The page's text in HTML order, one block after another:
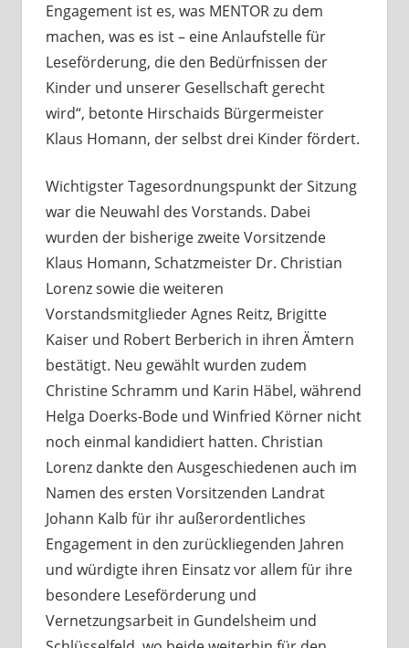
Engagement ist es, was MENTOR zu dem
machen, was es ist – eine Anlaufstelle für
Leseförderung, die den Bedürfnissen der
Kinder und unserer Gesellschaft gerecht
wird“, betonte Hirschaids Bürgermeister
Klaus Homann, der selbst drei Kinder fördert.
Wichtigster Tagesordnungspunkt der Sitzung
war die Neuwahl des Vorstands. Dabei
wurden der bisherige zweite Vorsitzende
Klaus Homann, Schatzmeister Dr. Christian
Lorenz sowie die weiteren
Vorstandsmitglieder Agnes Reitz, Brigitte
Kaiser und Robert Berberich in ihren Ämtern
bestätigt. Neu gewählt wurden zudem
Christine Schramm und Karin Häbel, während
Helga Doerks-Bode und Winfried Körner nicht
noch einmal kandidiert hatten. Christian
Lorenz dankte den Ausgeschiedenen auch im
Namen des ersten Vorsitzenden Landrat
Johann Kalb für ihr außerordentliches
Engagement in den zurückliegenden Jahren
und würdigte ihren Einsatz vor allem für ihre
besondere Leseförderung und
Vernetzungsarbeit in Gundelsheim und